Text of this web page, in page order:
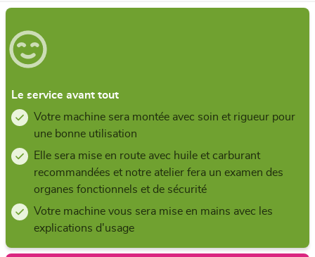
Le service avant tout
Votre machine sera montée avec soin et rigueur pour
une bonne utilisation
Elle sera mise en route avec huile et carburant
recommandées et notre atelier fera un examen des
organes fonctionnels et de sécurité
Votre machine vous sera mise en mains avec les
explications d'usage